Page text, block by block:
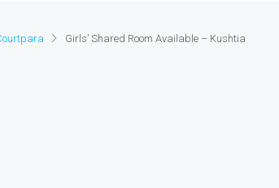
Girls’ Shared Room Available – Kushtia